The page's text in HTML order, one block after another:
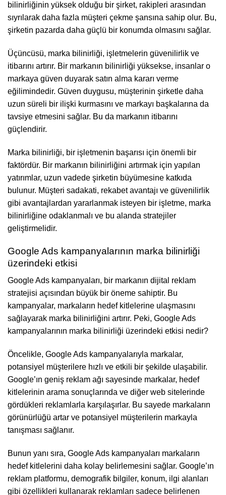
bilinirliğinin yüksek olduğu bir şirket, rakipleri arasından
sıyrılarak daha fazla müşteri çekme şansına sahip olur. Bu,
şirketin pazarda daha güçlü bir konumda olmasını sağlar.
Üçüncüsü, marka bilinirliği, işletmelerin güvenilirlik ve
itibarını artırır. Bir markanın bilinirliği yüksekse, insanlar o
markaya güven duyarak satın alma kararı verme
eğilimindedir. Güven duygusu, müşterinin şirketle daha
uzun süreli bir ilişki kurmasını ve markayı başkalarına da
tavsiye etmesini sağlar. Bu da markanın itibarını
güçlendirir.
Marka bilinirliği, bir işletmenin başarısı için önemli bir
faktördür. Bir markanın bilinirliğini artırmak için yapılan
yatırımlar, uzun vadede şirketin büyümesine katkıda
bulunur. Müşteri sadakati, rekabet avantajı ve güvenilirlik
gibi avantajlardan yararlanmak isteyen bir işletme, marka
bilinirliğine odaklanmalı ve bu alanda stratejiler
geliştirmelidir.
Google Ads kampanyalarının marka bilinirliği
üzerindeki etkisi
Google Ads kampanyaları, bir markanın dijital reklam
stratejisi açısından büyük bir öneme sahiptir. Bu
kampanyalar, markaların hedef kitlelerine ulaşmasını
sağlayarak marka bilinirliğini artırır. Peki, Google Ads
kampanyalarının marka bilinirliği üzerindeki etkisi nedir?
Öncelikle, Google Ads kampanyalarıyla markalar,
potansiyel müşterilere hızlı ve etkili bir şekilde ulaşabilir.
Google’ın geniş reklam ağı sayesinde markalar, hedef
kitlelerinin arama sonuçlarında ve diğer web sitelerinde
gördükleri reklamlarla karşılaşırlar. Bu sayede markaların
görünürlüğü artar ve potansiyel müşterilerin markayla
tanışması sağlanır.
Bunun yanı sıra, Google Ads kampanyaları markaların
hedef kitlelerini daha kolay belirlemesini sağlar. Google’ın
reklam platformu, demografik bilgiler, konum, ilgi alanları
gibi özellikleri kullanarak reklamları sadece belirlenen